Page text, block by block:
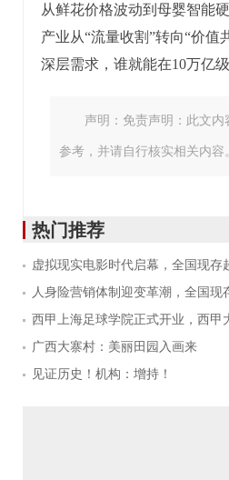
从鲜花价格波动到母婴智能
产业从“流量收割”转向“价值
深层需求，谁就能在10万亿
声明：免责声明：此文
参考，并请自行核实相关内容
热门推荐
虚拟现实电影时代启幕，全国现存
人身险营销体制迎变革潮，全国现
西甲上海足球学院正式开业，西甲
广西大寨村：美丽田园入画来
见证历史！机构：增持！